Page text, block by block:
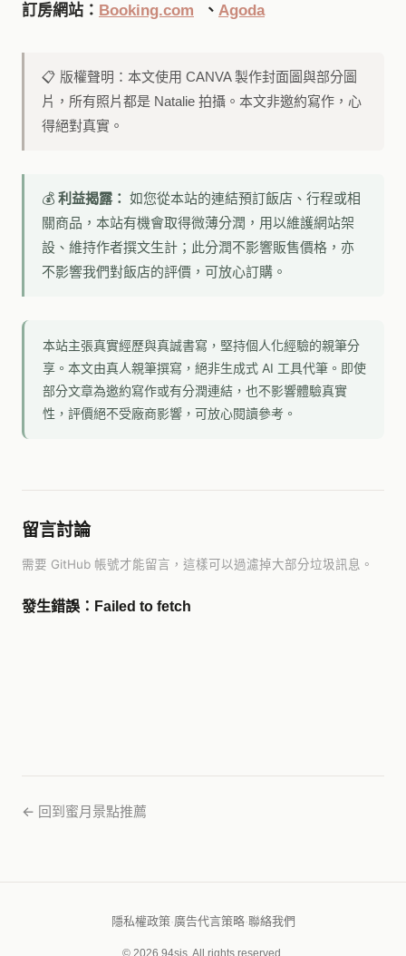
訂房網站： Booking.com 、 Agoda
📋 版權聲明：本文使用 CANVA 製作封面圖與部分圖
片，所有照片都是 Natalie 拍攝。本文非邀約寫作，心
得絕對真實。
💰 利益揭露： 如您從本站的連結預訂飯店、行程或相
關商品，本站有機會取得微薄分潤，用以維護網站架
設、維持作者撰文生計；此分潤不影響販售價格，亦
不影響我們對飯店的評價，可放心訂購。
本站主張真實經歷與真誠書寫，堅持個人化經驗的親筆分
享。本文由真人親筆撰寫，絕非生成式 AI 工具代筆。即使
部分文章為邀約寫作或有分潤連結，也不影響體驗真實
性，評價絕不受廠商影響，可放心閱讀參考。
留言討論
需要 GitHub 帳號才能留言，這樣可以過濾掉大部分垃圾訊息。
← 回到蜜月景點推薦
隱私權政策·廣告代言策略·聯絡我們
© 2026 94sis. All rights reserved.